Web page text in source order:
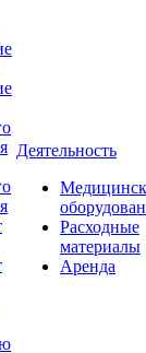
Деятельность
Расходные
материалы
Аренда